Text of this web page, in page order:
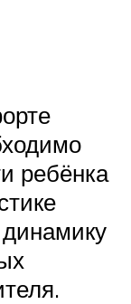
ребёнка